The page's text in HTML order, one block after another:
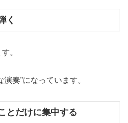
く
。
奏”になっています。
とだけに集中する